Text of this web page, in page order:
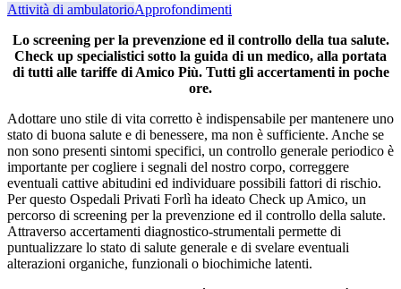
Attività di ambulatorioApprofondimenti
Lo screening per la prevenzione ed il controllo della tua salute.
Check up specialistici sotto la guida di un medico, alla portata
di tutti alle tariffe di Amico Più. Tutti gli accertamenti in poche
ore.
Adottare uno stile di vita corretto è indispensabile per mantenere uno
stato di buona salute e di benessere, ma non è sufficiente. Anche se
non sono presenti sintomi specifici, un controllo generale periodico è
importante per cogliere i segnali del nostro corpo, correggere
eventuali cattive abitudini ed individuare possibili fattori di rischio.
Per questo Ospedali Privati Forlì ha ideato Check up Amico, un
percorso di screening per la prevenzione ed il controllo della salute.
Attraverso accertamenti diagnostico-strumentali permette di
puntualizzare lo stato di salute generale e di svelare eventuali
alterazioni organiche, funzionali o biochimiche latenti.